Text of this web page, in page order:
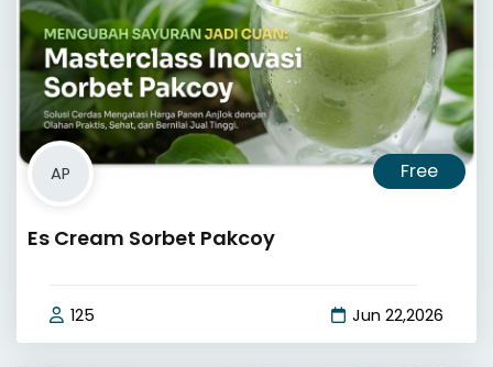
AP Free
Es Cream Sorbet Pakcoy
125 Jun 22,2026